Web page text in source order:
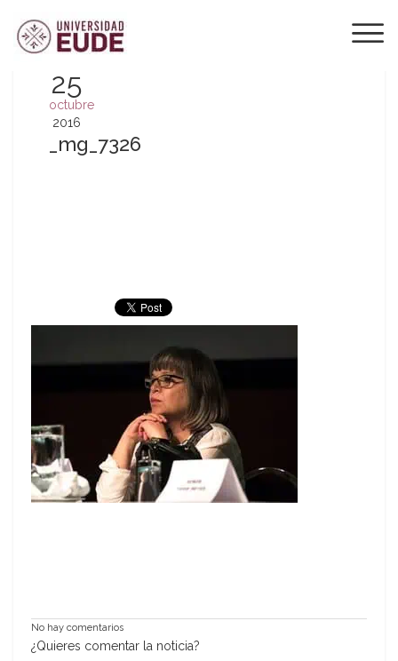
25
octubre
2016
_mg_7326
No hay comentarios
¿Quieres comentar la noticia?